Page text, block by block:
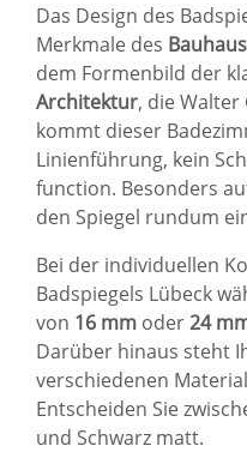
Das Design des
Merkmale des Bauhaus
dem Formenbild der
Architektur, die Walter
kommt dieser
Linienführung, kein
function. Besonders
den Spiegel rundum
Bei der individuellen
Badspiegels Lübeck
von 16 mm oder24
Darüber hinaus steht
verschiedenen
Entscheiden Sie
und Schwarz matt.